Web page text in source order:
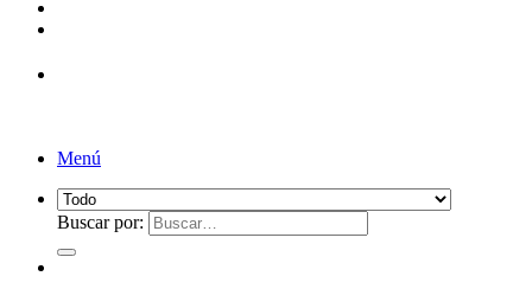
Menú
Buscar por: